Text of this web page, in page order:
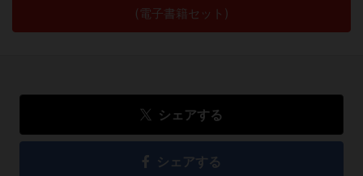
(電子書籍セット)
シェアする
シェアする